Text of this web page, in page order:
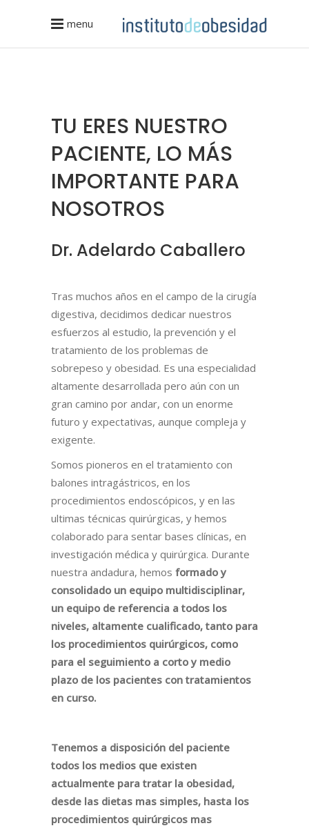
menu
TU ERES NUESTRO
PACIENTE, LO MÁS
IMPORTANTE PARA
NOSOTROS
Dr. Adelardo Caballero
Tras muchos años en el campo de la cirugía
digestiva, decidimos dedicar nuestros
esfuerzos al estudio, la prevención y el
tratamiento de los problemas de
sobrepeso y obesidad. Es una especialidad
altamente desarrollada pero aún con un
gran camino por andar, con un enorme
futuro y expectativas, aunque compleja y
exigente.
Somos pioneros en el tratamiento con
balones intragástricos, en los
procedimientos endoscópicos, y en las
ultimas técnicas quirúrgicas, y hemos
colaborado para sentar bases clínicas, en
investigación médica y quirúrgica. Durante
nuestra andadura, hemos formado y
consolidado un equipo multidisciplinar,
un equipo de referencia a todos los
niveles, altamente cualificado, tanto para
los procedimientos quirúrgicos, como
para el seguimiento a corto y medio
plazo de los pacientes con tratamientos
en curso.
Tenemos a disposición del paciente
todos los medios que existen
actualmente para tratar la obesidad,
desde las dietas mas simples, hasta los
procedimientos quirúrgicos mas